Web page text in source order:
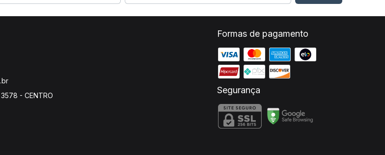
- CENTRO
Formas de pagamento
Segurança